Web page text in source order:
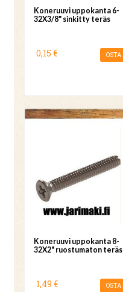
Koneruuvi uppokanta 6-
32X3/8" sinkitty teräs
0,15 € OSTA
Koneruuvi uppokanta 8-
32X2" ruostumaton teräs
1,49 € OSTA